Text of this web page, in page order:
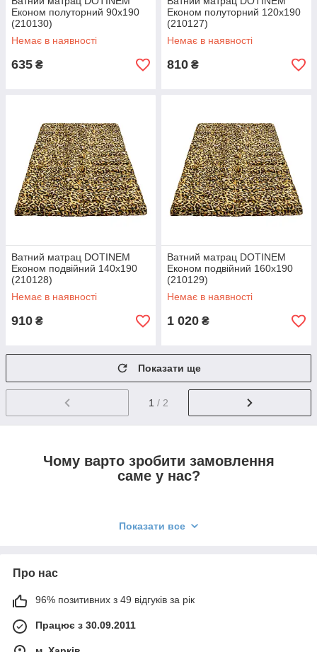
Економ полуторний 90х190
(210130)
Немає в наявності
635 ₴
Економ полуторний 120х190
(210127)
Немає в наявності
810 ₴
Ватний матрац DOTINEM
Економ подвійний 140х190
(210128)
Немає в наявності
910 ₴
Ватний матрац DOTINEM
Економ подвійний 160х190
(210129)
Немає в наявності
1 020 ₴
Показати ще
1 / 2
Чому варто зробити замовлення
саме у нас?
Ми є виробниками продукції, тому ціни
2.
3.
Всі ватяні матраци мають спеціальні
Показати все
Про нас
96% позитивних з 49 відгуків за рік
Працює з 30.09.2011